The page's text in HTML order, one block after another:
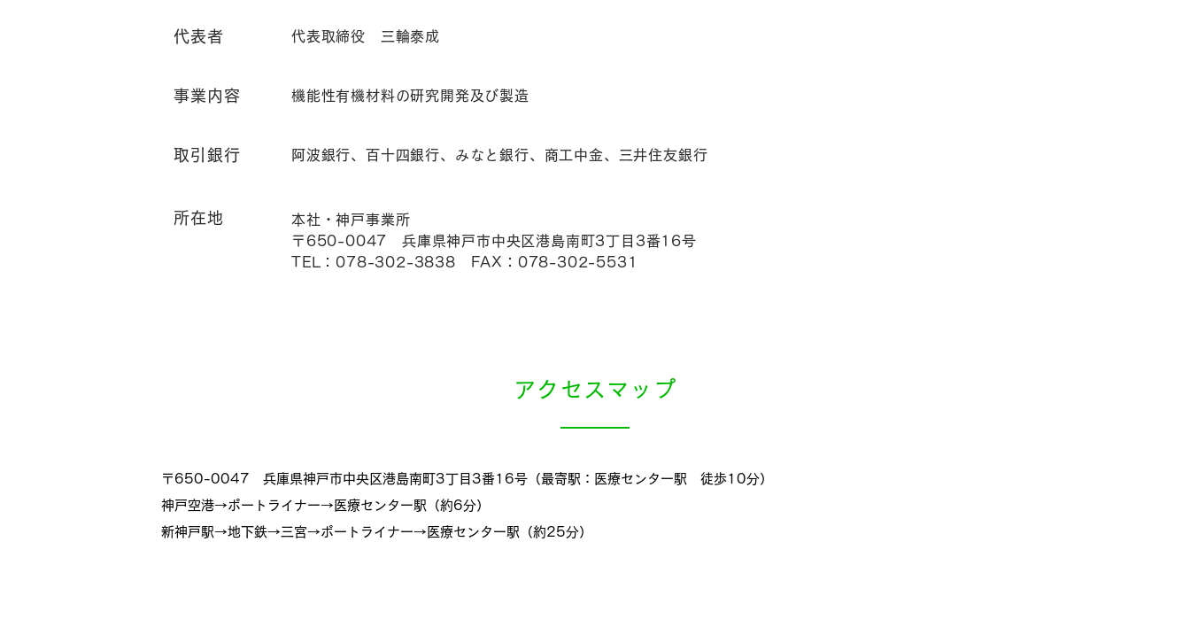
代表者 代表取締役 三輪泰成
事業内容 機能性有機材料の研究開発及び製造
取引銀行 阿波銀行、百十四銀行、みなと銀行、商工中金、三井住友銀行
所在地
本社・神戸事業所
〒650-0047 兵庫県神戸市中央区港島南町3丁目3番16号
TEL：078-302-3838 FAX：078-302-5531
アクセスマップ
〒650-0047 兵庫県神戸市中央区港島南町3丁目3番16号（最寄駅：医療センター駅 徒歩10分）
神戸空港→ポートライナー→医療センター駅（約6分）
新神戸駅→地下鉄→三宮→ポートライナー→医療センター駅（約25分）